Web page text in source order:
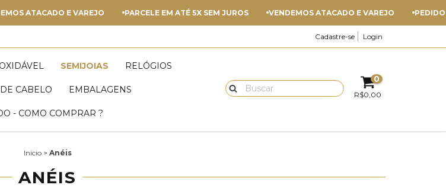
E VAREJO PARCELE EM ATÉ 5X SEM JUROS VENDEMOS ATACADO E VAREJO PEDIDO
Cadastre-se Login
SEMIJOIAS RELÓGIOS
CABELO EMBALAGENS
- COMO COMPRAR ?
0
R$0,00
Início > Anéis
ANÉIS